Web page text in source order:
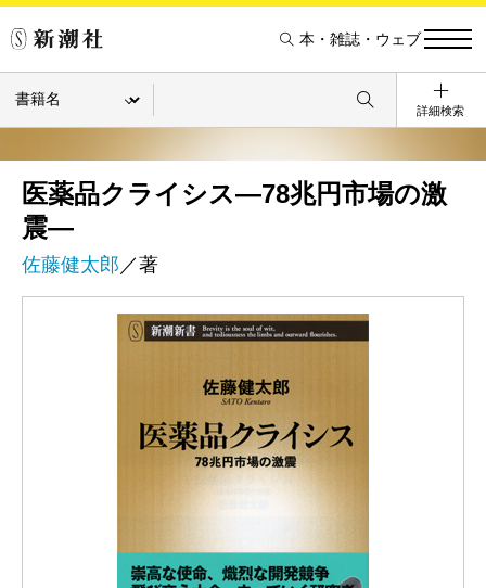
本・雑誌・ウェブ
詳細検索
医薬品クライシス―78兆円市場の激
震―
佐藤健太郎 ／著